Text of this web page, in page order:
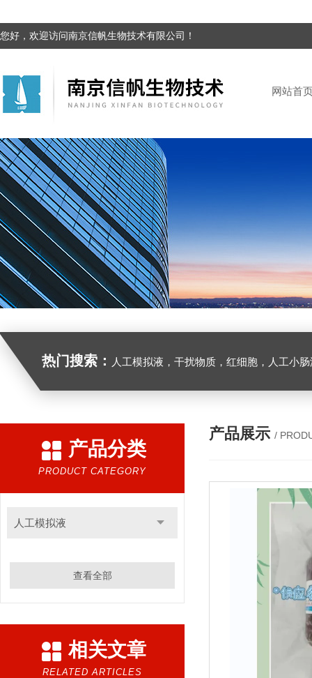
您好，欢迎访问南京信帆生物技术有限公司！
网站首
热门搜索： 人工模拟液，干扰物质，红细胞，人工小
产品分类
PRODUCT CATEGORY
人工模拟液
查看全部
相关文章
RELATED ARTICLES
产品展示 /